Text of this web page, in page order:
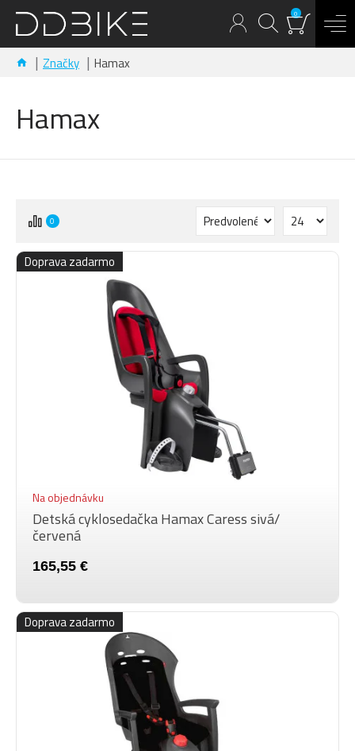
0
Značky Hamax
Hamax
0
Doprava zadarmo
Na objednávku
Detská cyklosedačka Hamax Caress sivá/
červená
165,55 €
Doprava zadarmo